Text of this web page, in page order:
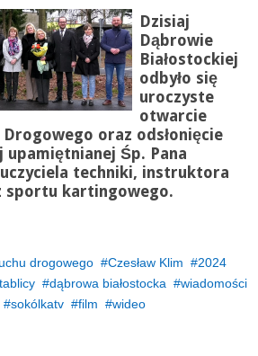
Dzisiaj
Dąbrowie
Białostockiej
odbyło się
uroczyste
otwarcie
Drogowego oraz odsłonięcie
upamiętnianej Śp. Pana
techniki, instruktora
sportu kartingowego.
drogowego Czesław Klim
2024
dąbrowa białostocka
wiadomości
sokólkatv film
wideo